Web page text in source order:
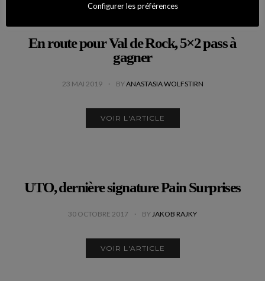
En route pour Val de Rock, 5×2 pass à
gagner
23 MAI 2019 BYANASTASIA WOLFSTIRN
VOIR L'ARTICLE
UTO, dernière signature Pain Surprises
30 OCTOBRE 2017 BY JAKOB RAJKY
VOIR L'ARTICLE
Configurer les préférences